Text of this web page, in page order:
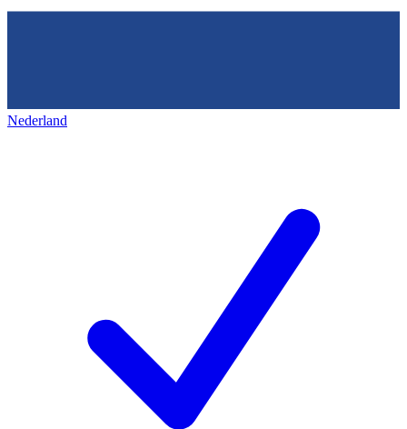
Nederland